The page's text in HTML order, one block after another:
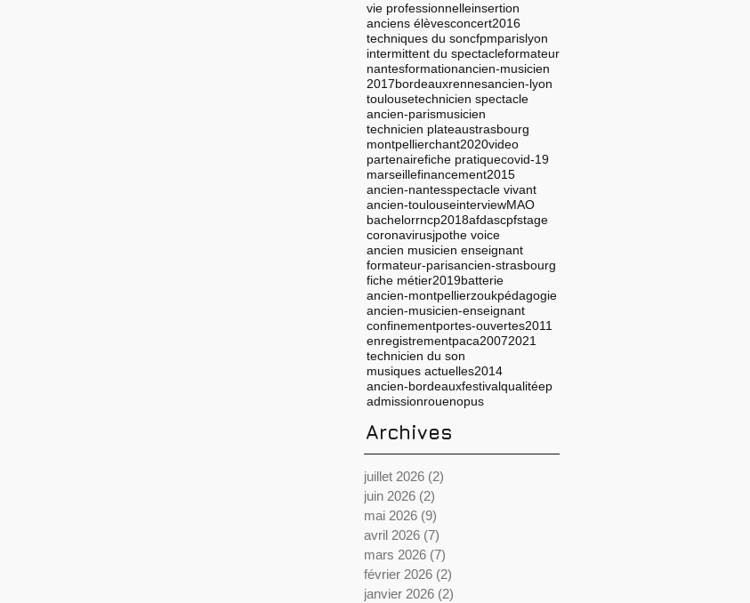
vie professionnelleinsertion
anciens élèvesconcert2016
techniques du soncfpmparislyon
intermittent du spectacleformateur
nantesformationancien-musicien
2017bordeauxrennesancien-lyon
toulousetechnicien spectacle
ancien-parismusicien
technicien plateaustrasbourg
montpellierchant2020video
partenairefiche pratiquecovid-19
marseillefinancement2015
ancien-nantesspectacle vivant
ancien-toulouseinterviewMAO
bachelorrncp2018afdascpfstage
coronavirusjpothe voice
ancien musicien enseignant
formateur-parisancien-strasbourg
fiche métier2019batterie
ancien-montpellierzoukpédagogie
ancien-musicien-enseignant
confinementportes-ouvertes2011
enregistrementpaca20072021
technicien du son
musiques actuelles2014
ancien-bordeauxfestivalqualitéep
admissionrouenopus
Archives
juillet 2026 (2)
juin 2026 (2)
mai 2026 (9)
avril 2026 (7)
mars 2026 (7)
février 2026 (2)
janvier 2026 (2)